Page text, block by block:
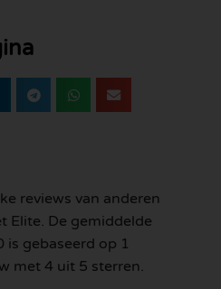
reviews van anderen
Elite. De gemiddelde
gebaseerd op 1
met 4 uit 5 sterren.